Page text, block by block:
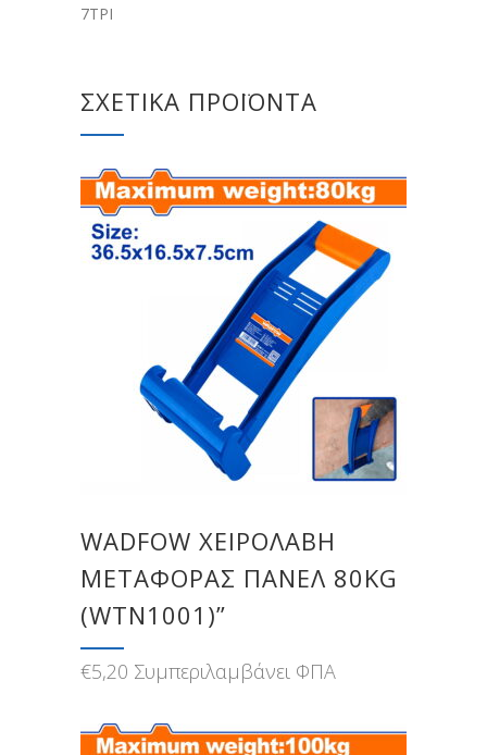
7TPI
ΣΧΕΤΙΚΆ ΠΡΟΪΌΝΤΑ
WADFOW ΧΕΙΡΟΛΑΒΗ
ΜΕΤΑΦΟΡΑΣ ΠΑΝΕΛ 80KG
(WTN1001)”
€5,20 Συμπεριλαμβάνει ΦΠΑ